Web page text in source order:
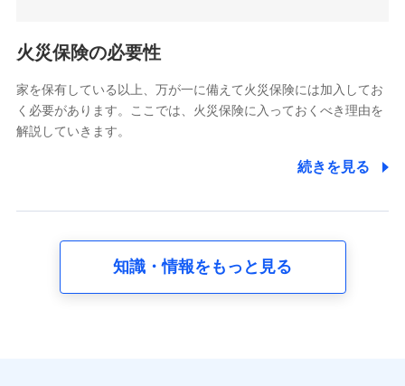
電話対応の品質向上およびお問合せ内容の正確な把握のため
6.採用応募者の個人情報
採用選考および入社手続を実施するため
8.取引先個人情報
取引先としての選定業務、営業情報の提供業務、契約締結手
火災保険の必要性
家を保有している以上、万が一に備えて火災保険には加入してお
く必要があります。ここでは、火災保険に入っておくべき理由を
解説していきます。
続きを見る
知識・情報をもっと見る